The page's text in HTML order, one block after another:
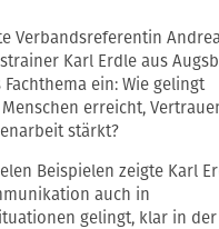
Verbandsreferentin
Karl Erdle aus
ein: Wie gelingt
erreicht,
stärkt?
Beispielen zeigte Karl
auch in
gelingt, klar in der